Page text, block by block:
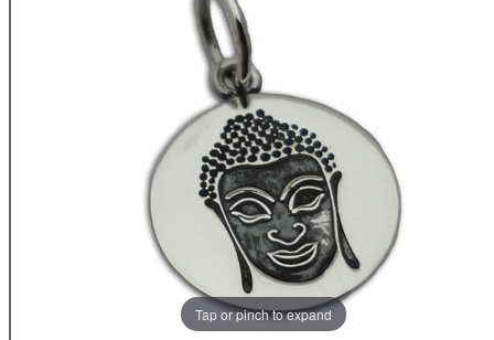
Tap or pinch to expand